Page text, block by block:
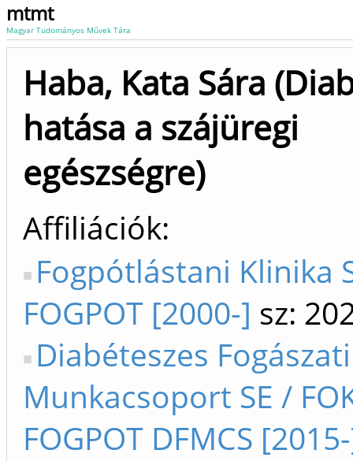
mtmt
Magyar Tudományos Művek Tára
Haba, Kata Sára
hatása a szájüregi
egészségre)
Affiliációk
Fogpótlástani Klinika
FOGPOT [2000-] sz:
Diabéteszes Fogászati
Munkacsoport SE /
FOGPOT DFMCS